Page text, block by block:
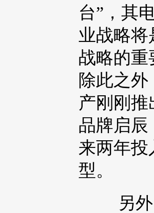
台”，其
业战略将
战略的重
除此之外
产刚刚
品牌启辰
来两年投
型。
另外